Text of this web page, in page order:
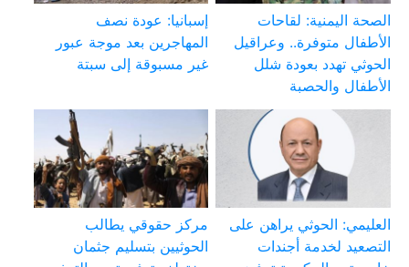
الصحة اليمنية: لقاحات
الأطفال متوفرة.. وعراقيل
الحوثي تهدد بعودة شلل
الأطفال والحصبة
إسبانيا: عودة نصف
المهاجرين بعد موجة عبور
غير مسبوقة إلى سبتة
العليمي: الحوثي يراهن على
التصعيد لخدمة أجندات
مركز حقوقي يطالب
الحوثيين بتسليم جثمان